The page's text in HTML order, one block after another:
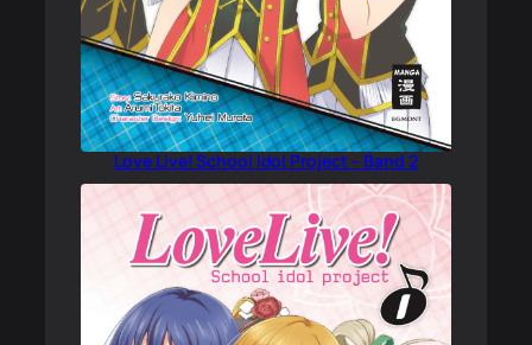
Love Live! School Idol Project – Band 2